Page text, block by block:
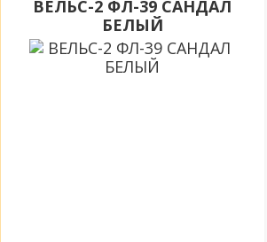
ВЕЛЬС-2 ФЛ-39 САНДАЛ
БЕЛЫЙ